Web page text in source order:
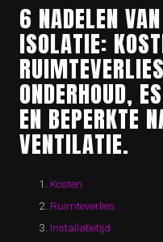
6 NADELEN
ISOLATIE:
ONDERHOUD,
EN BEPERKTE
VENTILATIE.
Kosten
Ruimteverlies
Installatietijd